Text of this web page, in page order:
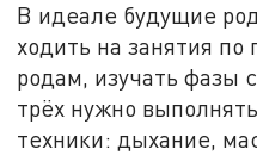
В идеале будущие
ходить на занятия
родам, изучать фазы
трёх нужно
техники: дыхание,